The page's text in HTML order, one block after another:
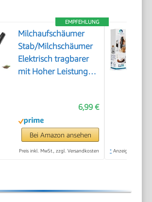
EMPFEHLUNG
Milchaufschäumer
Stab/Milchschäumer
Elektrisch tragbarer
mit Hoher Leistung
batteriebetriebener
für Latte, Matcha-Tee,
Cappuccino, Schwarz
6,99 €
Bei Amazon ansehen
Preis inkl. MwSt., zzgl. Versandkosten * Anzeige